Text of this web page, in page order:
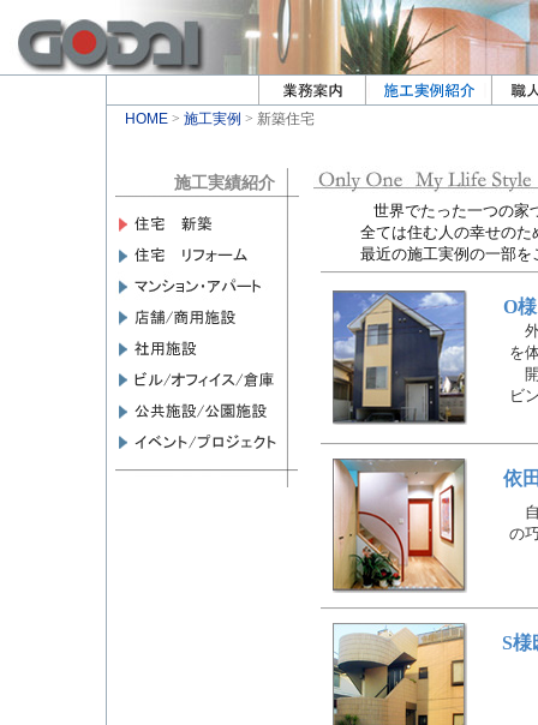
HOME >施工実例 > 新築住宅
施工実績紹介
世界でたった一つの家づ
全ては住む人の幸せのた
最近の施工実例の一部を
O
外
を
開
ビ
依
自
の
S